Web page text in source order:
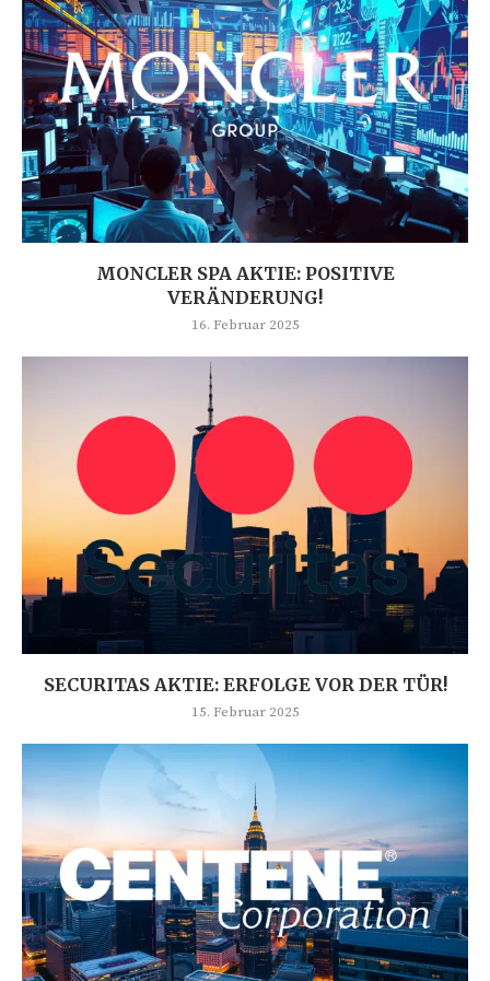
MONCLER SPA AKTIE: POSITIVE
VERÄNDERUNG!
16. Februar 2025
SECURITAS AKTIE: ERFOLGE VOR DER TÜR!
15. Februar 2025